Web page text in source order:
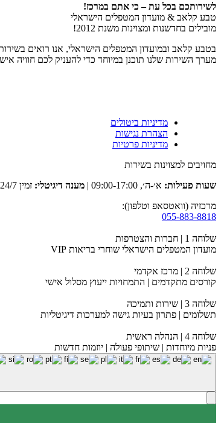
לשירותכם בכל עת – כי אתם במרכז!
טבע קלאב & מועדון המטפלים הישראלי
מובילים בחדשנות ומצוינות משנת 2012!
בטבע קלאב ובמועדון המטפלים הישראלי, אנו רואים
מערך השירות שלנו תוכנן במיוחד כדי להעניק לכם חוויה
מדיניות ביטולים
הצהרת נגישות
מדיניות פרטיות
מחויבים למצוינות בשירות
שעות פעילות: א׳-ה׳, 09:00-17:00 | מענה דיגיטלי: זמין 24/7 |
מרכזיה (וואטסאפ וטלפון):
055-883-8818
שלוחה 1 | חברות והצטרפות
מועדון המטפלים הישראלי שוחרי בריאות VIP
שלוחה 2 | מרכז אקדמי
קורסים מתקדמים | התמחויות ייעוץ מסלול אישי
שלוחה 3 | שירות ותמיכה
תשלומים | פתרון בעיות גישה למערכות דיגיטליות
שלוחה 4 | הנהלה ראשית
פניות מיוחדות | שיתופי פעולה | יוזמות חדשות